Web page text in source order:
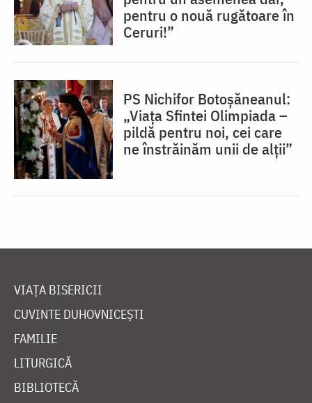
pentru o nouă rugătoare în
Ceruri!”
PS Nichifor Botoșăneanul:
„Viața Sfintei Olimpiada –
pildă pentru noi, cei care
ne înstrăinăm unii de alții”
VIAȚA BISERICII
CUVINTE DUHOVNICEȘTI
FAMILIE
LITURGICĂ
BIBLIOTECĂ